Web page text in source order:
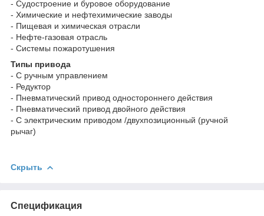
- Судостроение и буровое оборудование
- Химические и нефтехимические заводы
- Пищевая и химическая отрасли
- Нефте-газовая отрасль
- Системы пожаротушения
Типы привода
- С ручным управлением
- Редуктор
- Пневматический привод одностороннего действия
- Пневматический привод двойного действия
- С электрическим приводом /двухпозиционный (ручной
рычаг)
Скрыть
Спецификация